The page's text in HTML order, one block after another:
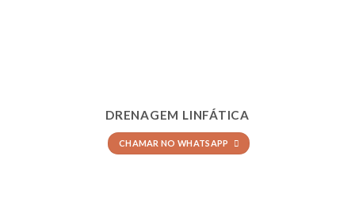
DRENAGEM LINFÁTICA
CHAMAR NO WHATSAPP